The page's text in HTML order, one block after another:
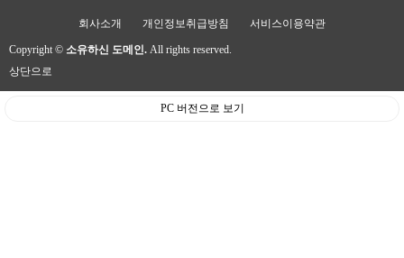
회사소개 개인정보취급방침 서비스이용약관
Copyright © 소유하신 도메인. All rights reserved.
상단으로
PC 버전으로 보기